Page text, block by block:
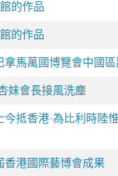
的作品
的作品
馬萬國博覽會中國
妹會長接風洗塵
抵香港·為比利時陸
香港國際藝博會成果